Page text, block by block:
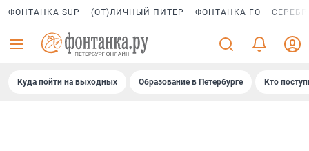
ФОНТАНКА SUP (ОТ)ЛИЧНЫЙ ПИТЕР ФОНТАНКА ГО
Куда пойти на выходных Образование в Петербурге Кто